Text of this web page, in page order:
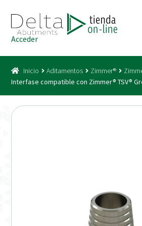
a
la
navegación
al
contenido
Acceso
Acceder
Inicio Aditamentos Zimmer®
Interfase compatible con Zimmer® TSV®